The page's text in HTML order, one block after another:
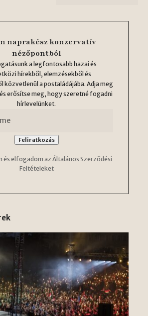
naprakész konzervatív
nézőpontból
a legfontosabb hazai és
hírekből, elemzésekből és
közvetlenül a postaládájába. Adja meg
erősítse meg, hogy szeretné fogadni
hírlevelünket.
és elfogadom az Általános Szerződési
Feltételeket